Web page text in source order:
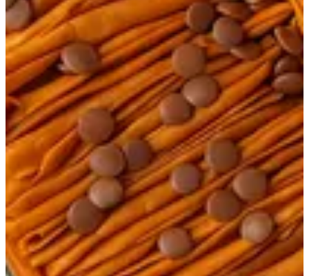
فاطمه
طبقه من البراوينز وطبقه جلاش وحليب مخلزطين بالنوتيلا ومزينه
بشوكليت شيبس
100 د.إ